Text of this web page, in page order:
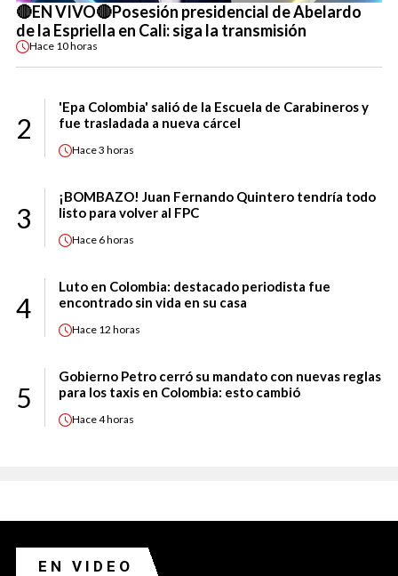
🔴EN VIVO🔴Posesión presidencial de Abelardo
de la Espriella en Cali: siga la transmisión
Hace 10 horas
2
'Epa Colombia' salió de la Escuela de Carabineros y
fue trasladada a nueva cárcel
Hace3 horas
3
¡BOMBAZO! Juan Fernando Quintero tendría todo
listo para volver al FPC
Hace 6 horas
4
Luto en Colombia: destacado periodista fue
encontrado sin vida en su casa
Hace 12 horas
5
Gobierno Petro cerró su mandato con nuevas reglas
para los taxis en Colombia: esto cambió
Hace4 horas
EN VIDEO